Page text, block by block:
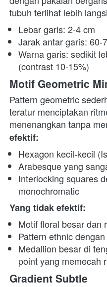
tubuh terlihat lebih
Lebar garis: 2-4 cm
Jarak antar garis: 60-
Warna garis: sedikit
(contrast 10-15%)
Motif Geometric
Pattern geometric
teratur menciptakan
menenangkan tanpa
efektif:
Hexagon kecil-kecil
Arabesque yang
Interlocking squares
monochromatic
Yang tidak efektif:
Motif floral besar dan
Pattern ethnic
Medallion besar di
point yang memecah
Gradient Subtle